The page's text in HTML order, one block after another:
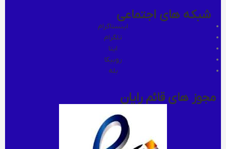
شبکه های اجتماعی
اینستاگرام
تلگرام
ایتا
روبیکا
بله
مجوز های قائم رایان